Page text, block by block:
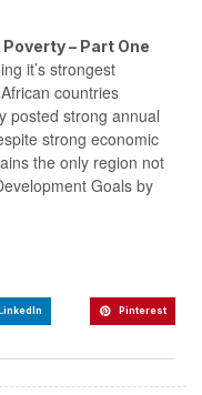
– Part One
it’s strongest
countries
posted strong annual
strong economic
the only region not
Goals by
LinkedIn Pinterest